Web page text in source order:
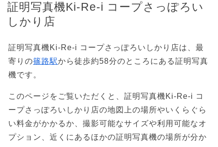
証明写真機Ki-Re-i コープさっぽろい
しかり店
証明写真機Ki-Re-i コープさっぽろいしかり店は、最
寄りの篠路駅から徒歩約58分のところにある証明写真
機です。
このページをご覧いただくと、証明写真機Ki-Re-i コ
ープさっぽろいしかり店の地図上の場所やいくらぐら
い料金がかかるか、撮影可能なサイズや利用可能なオ
プション、近くにあるほかの証明写真機の場所が分か